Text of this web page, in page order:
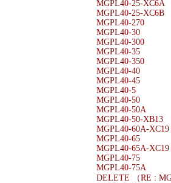
MGPL40-25-XC6A
MGPL40-25-XC6B
MGPL40-270
MGPL40-30
MGPL40-300
MGPL40-35
MGPL40-350
MGPL40-40
MGPL40-45
MGPL40-5
MGPL40-50
MGPL40-50A
MGPL40-50-XB13
MGPL40-60A-XC19
MGPL40-65
MGPL40-65A-XC19
MGPL40-75
MGPL40-75A
DELETE （RE :